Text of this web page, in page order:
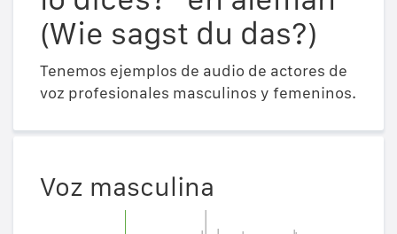
(Wie sagst du das?)
Tenemos ejemplos de audio de actores de
voz profesionales masculinos y femeninos.
Voz masculina